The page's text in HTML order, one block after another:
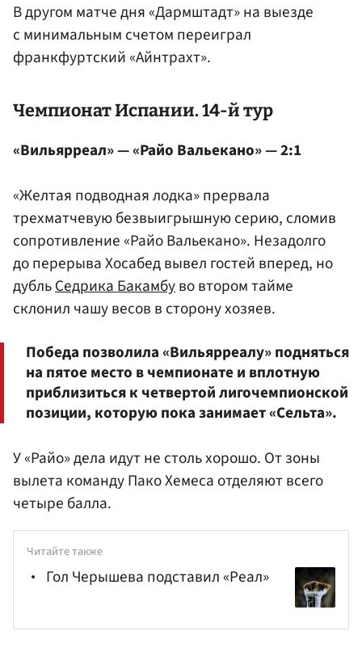
В другом матче дня «Дармштадт» на выезде
с минимальным счетом переиграл
франкфуртский «Айнтрахт».
Чемпионат Испании. 14-й тур
«Вильярреал» — «Райо Вальекано» — 2:1
«Желтая подводная лодка» прервала
трехматчевую безвыигрышную серию, сломив
сопротивление «Райо Вальекано». Незадолго
до перерыва Хосабед вывел гостей вперед, но
дубльСедрика Бакамбуво втором тайме
склонил чашу весов в сторону хозяев.
Победа позволила «Вильярреалу» подняться
на пятое место в чемпионате и вплотную
приблизиться к четвертой лигочемпионской
позиции, которую пока занимает «Сельта».
У «Райо» дела идут не столь хорошо. От зоны
вылета команду Пако Хемеса отделяют всего
четыре балла.
Читайте также
Гол Черышева подставил «Реал»